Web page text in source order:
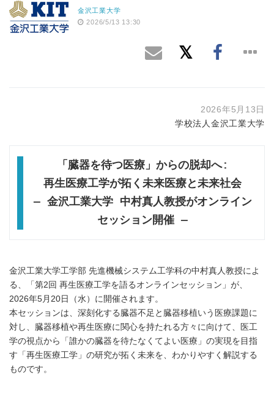
金沢工業大学
2026/5/13 13:30
2026年5月13日
学校法人金沢工業大学
「臓器を待つ医療」からの脱却へ:
再生医療工学が拓く未来医療と未来社会
― 金沢工業大学 中村真人教授がオンライン
セッション開催 ―
金沢工業大学工学部 先進機械システム工学科の中村真人教授によ
る、「第2回 再生医療工学を語るオンラインセッション」が、
2026年5月20日（水）に開催されます。
本セッションは、深刻化する臓器不足と臓器移植いう医療課題に
対し、臓器移植や再生医療に関心を持たれる方々に向けて、医工
学の視点から「誰かの臓器を待たなくてよい医療」の実現を目指
す「再生医療工学」の研究が拓く未来を、わかりやすく解説する
ものです。